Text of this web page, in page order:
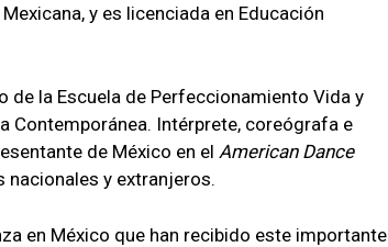
y es licenciada en Educación
de la Escuela de Perfeccionamiento Vida y
Contemporánea. Intérprete, coreógrafa e
de México en el American Dance
y extranjeros.
en México que han recibido este importante